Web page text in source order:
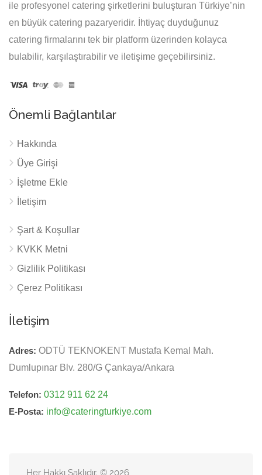
ile profesyonel catering şirketlerini buluşturan Türkiye’nin
en büyük catering pazaryeridir. İhtiyaç duyduğunuz
catering firmalarını tek bir platform üzerinden kolayca
bulabilir, karşılaştırabilir ve iletişime geçebilirsiniz.
Önemli Bağlantılar
Hakkında
Üye Girişi
İşletme Ekle
İletişim
Şart & Koşullar
KVKK Metni
Gizlilik Politikası
Çerez Politikası
İletişim
Adres: ODTÜ TEKNOKENT Mustafa Kemal Mah.
Dumlupınar Blv. 280/G Çankaya/Ankara
Telefon: 0312 911 62 24
E-Posta: info@cateringturkiye.com
Her Hakkı Saklıdır. © 2026